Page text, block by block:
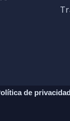
de privacidad